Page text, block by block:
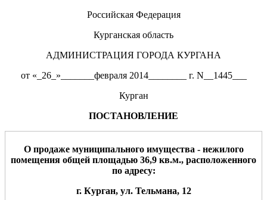
Российская Федерация
Курганская область
АДМИНИСТРАЦИЯ ГОРОДА КУРГАНА
от «_26_»_______февраля 2014________ г. N__1445___
Курган
ПОСТАНОВЛЕНИЕ
О продаже муниципального имущества - нежилого
помещения общей площадью 36,9 кв.м., расположенного
по адресу:
г. Курган, ул. Тельмана, 12